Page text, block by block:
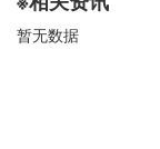
暂无数据